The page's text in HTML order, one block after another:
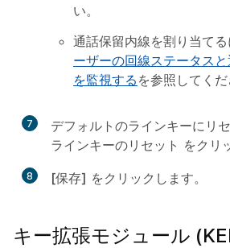
い。
通話保留内線を割り当てる
ーザーの回線ステータス
を監視する を参照してくだ
7
デフォルトのラインキーにリ
ラインキーのリセット をクリ
8 [保存] をクリックします。
キー拡張モジュール